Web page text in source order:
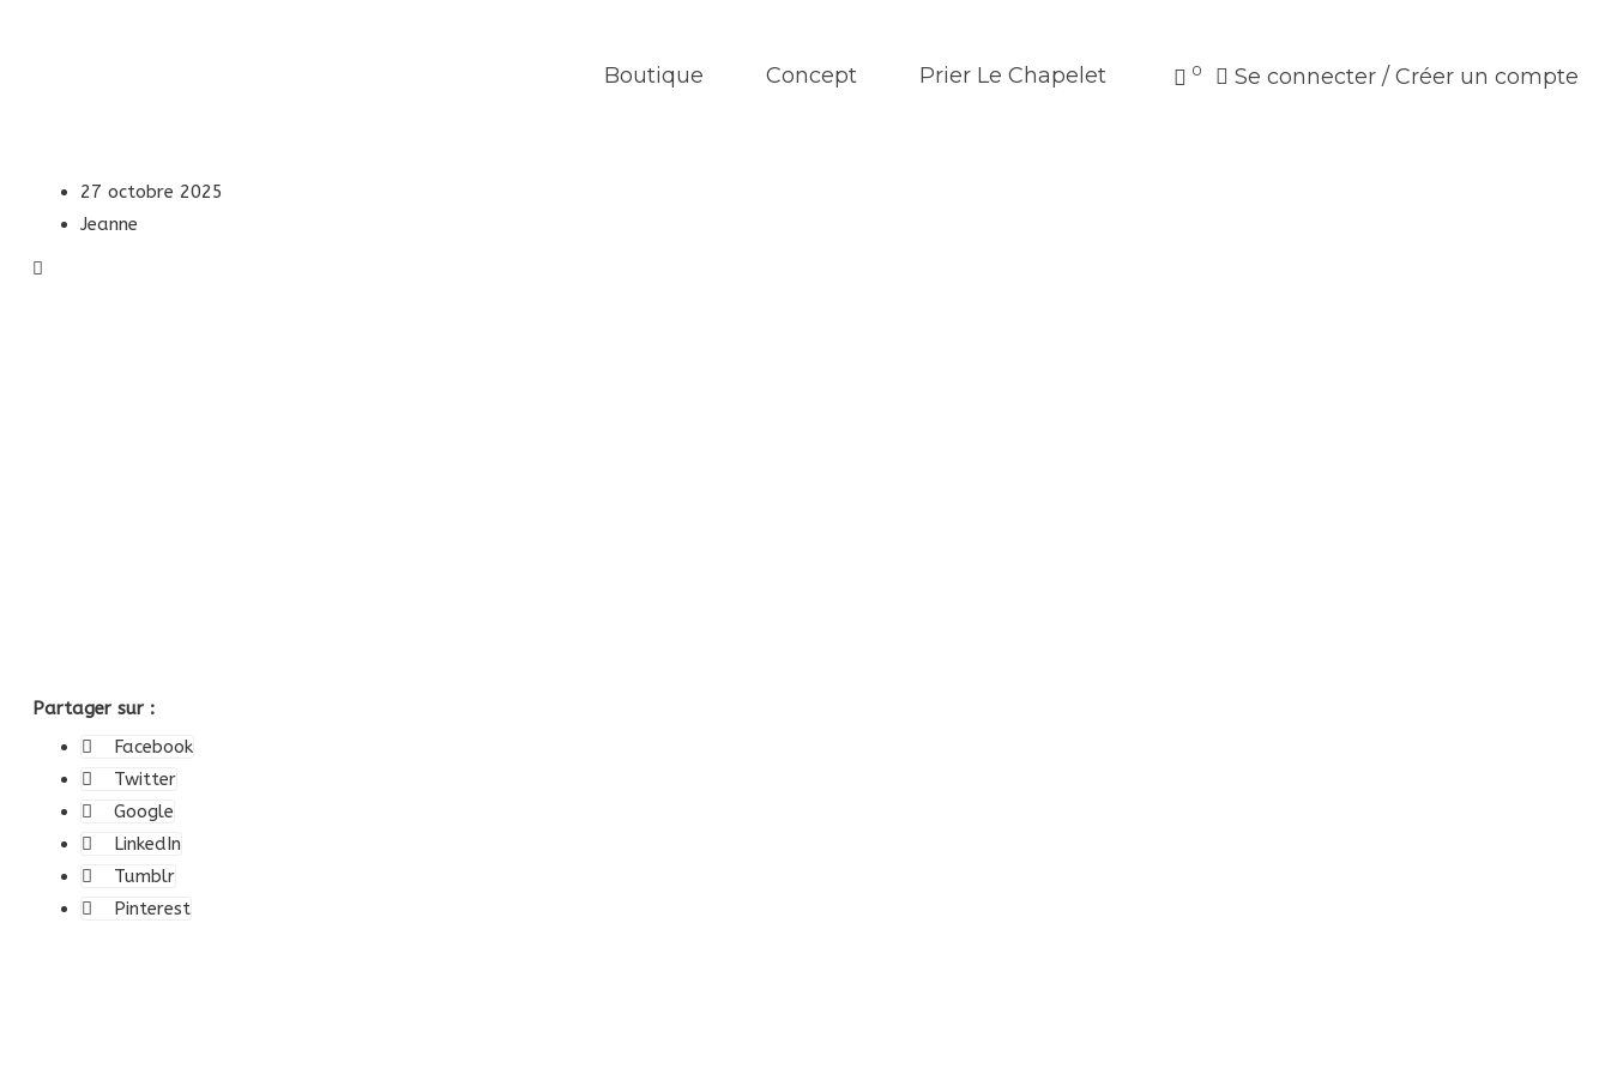
Boutique Concept Prier Le Chapelet 0 Se connecter / Créer un compte
27 octobre 2025
Jeanne
Partager sur :
Facebook
Twitter
Google
LinkedIn
Tumblr
Pinterest